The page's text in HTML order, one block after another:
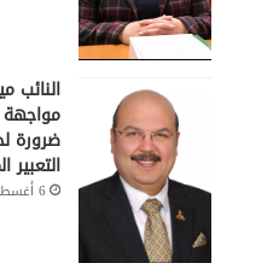
النائب
مواجهة
ضرورة
التعبير
6 أغسطس، 2026